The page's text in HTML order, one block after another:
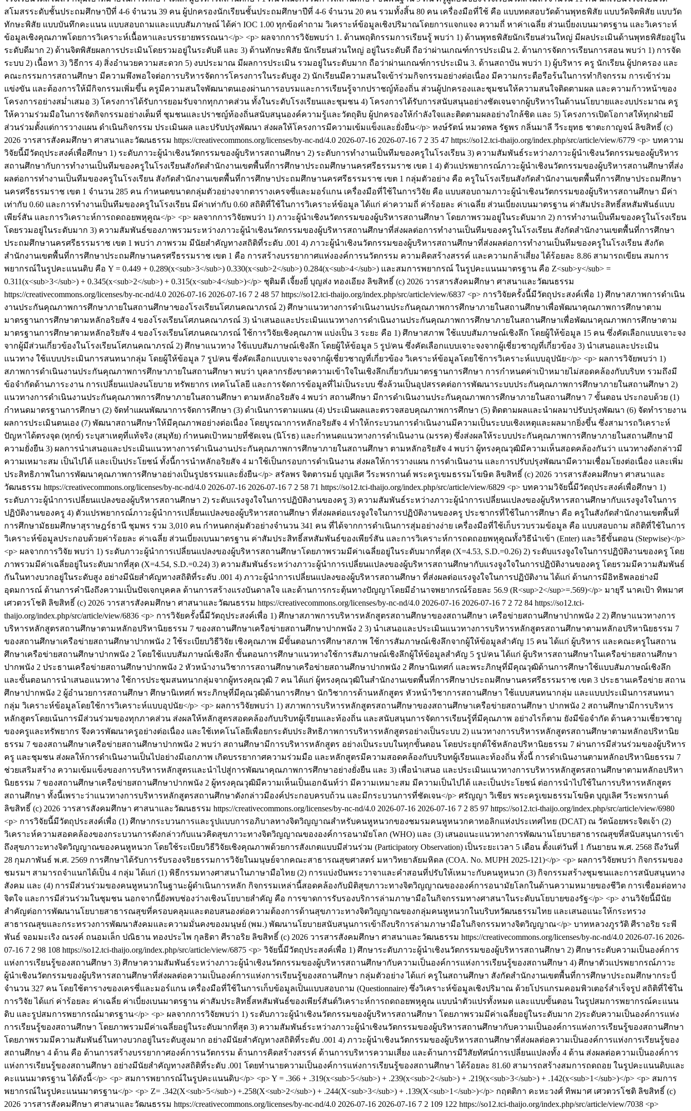
สโมสรระดับชั้นประถมศึกษาปีที่ 4-6 จำนวน 39 คน ผู้ปกครองนักเรียนชั้นประถมศึกษาปีที่ 4-6 จำนวน 20 คน รวมทั้งสิ้น 80 คน เครื่องมือที่ใช้ คือ แบบทดสอบวัดด้านพุทธพิสัย แบบวัดจิตพิสัย แบบวัด
ทักษะพิสัย แบบบันทึกคะแนน แบบสอบถามและแบบสัมภาษณ์ ได้ค่า IOC 1.00 ทุกข้อคำถาม วิเคราะห์ข้อมูลเชิงปริมาณโดยการแจกแจง ความถี่ หาค่าเฉลี่ย ส่วนเบี่ยงเบนมาตรฐาน และวิเคราะห์
ข้อมูลเชิงคุณภาพโดยการวิเคราะห์เนื้อหาและบรรยายพรรณนา</p> <p> ผลจากการวิจัยพบว่า 1. ด้านพฤติกรรมการเรียนรู้ พบว่า 1) ด้านพุทธพิสัยนักเรียนส่วนใหญ่ มีผลประเมินด้านพุทธพิสัยอยู่ใน
ระดับดีมาก 2) ด้านจิตพิสัยผลการประเมินโดยรวมอยู่ในระดับดี และ 3) ด้านทักษะพิสัย นักเรียนส่วนใหญ่ อยู่ในระดับดี ถือว่าผ่านเกณฑ์การประเมิน 2. ด้านการจัดการเรียนการสอน พบว่า 1) การจัด
ระบบ 2) เนื้อหา 3) วิธีการ 4) สิ่งอำนวยความสะดวก 5) งบประมาณ มีผลการประเมิน รวมอยู่ในระดับมาก ถือว่าผ่านเกณฑ์การประเมิน 3. ด้านสถาบัน พบว่า 1) ผู้บริหาร ครู นักเรียน ผู้ปกครอง และ
คณะกรรมการสถานศึกษา มีความพึงพอใจต่อการบริหารจัดการโครงการในระดับสูง 2) นักเรียนมีความสนใจเข้าร่วมกิจกรรมอย่างต่อเนื่อง มีความกระตือรือร้นในการทำกิจกรรม การเข้าร่วม
แข่งขัน และต้องการให้มีกิจกรรมเพิ่มขึ้น ครูมีความสนใจพัฒนาตนเองผ่านการอบรมและการเรียนรู้จากปราชญ์ท้องถิ่น ส่วนผู้ปกครองและชุมชนให้ความสนใจติดตามผล และความก้าวหน้าของ
โครงการอย่างสม่ำเสมอ 3) โครงการได้รับการยอมรับจากทุกภาคส่วน ทั้งในระดับโรงเรียนและชุมชน 4) โครงการได้รับการสนับสนุนอย่างชัดเจนจากผู้บริหารในด้านนโยบายและงบประมาณ ครู
ให้ความร่วมมือในการจัดกิจกรรมอย่างเต็มที่ ชุมชนและปราชญ์ท้องถิ่นสนับสนุนองค์ความรู้และวัตถุดิบ ผู้ปกครองให้กำลังใจและติดตามผลอย่างใกล้ชิด และ 5) โครงการเปิดโอกาสให้ทุกฝ่ายมี
ส่วนร่วมตั้งแต่การวางแผน ดำเนินกิจกรรม ประเมินผล และปรับปรุงพัฒนา ส่งผลให้โครงการมีความเข้มแข็งและยั่งยืน</p> หงษ์รัตน์ หมวดพล รัฐพร กลิ่นมาลี วีระยุทธ ชาตะกาญจน์ ลิขสิทธิ์ (c)
2026 วารสารสังคมศึกษา ศาสนาและวัฒนธรรม https://creativecommons.org/licenses/by-nc-nd/4.0 2026-07-16 2026-07-16 7 2 35 47 https://so12.tci-thaijo.org/index.php/src/article/view/6779 <p> บทความ
วิจัยนี้มีวัตถุประสงค์เพื่อศึกษา 1) ระดับภาวะผู้นำเชิงนวัตกรรมของผู้บริหารสถานศึกษา 2) ระดับการทำงานเป็นทีมของครูในโรงเรียน 3) ความสัมพันธ์ระหว่างภาวะผู้นำเชิงนวัตกรรมของผู้บริหาร
สถานศึกษากับการทำงานเป็นทีมของครูในโรงเรียนสังกัดสำนักงานเขตพื้นที่การศึกษาประถมศึกษานครศรีธรรมราช เขต 1 4) ตัวแปรพยากรณ์ภาวะผู้นำเชิงนวัตกรรมของผู้บริหารสถานศึกษาที่ส่ง
ผลต่อการทำงานเป็นทีมของครูในโรงเรียน สังกัดสำนักงานเขตพื้นที่การศึกษาประถมศึกษานครศรีธรรมราช เขต 1 กลุ่มตัวอย่าง คือ ครูในโรงเรียนสังกัดสำนักงานเขตพื้นที่การศึกษาประถมศึกษา
นครศรีธรรมราช เขต 1 จำนวน 285 คน กำหนดขนาดกลุ่มตัวอย่างจากตารางเครจซี่และมอร์แกน เครื่องมือที่ใช้ในการวิจัย คือ แบบสอบถามภาวะผู้นำเชิงนวัตกรรมของผู้บริหารสถานศึกษา มีค่า
เท่ากับ 0.60 และการทำงานเป็นทีมของครูในโรงเรียน มีค่าเท่ากับ 0.60 สถิติที่ใช้ในการวิเคราะห์ข้อมูล ได้แก่ ค่าความถี่ ค่าร้อยละ ค่าเฉลี่ย ส่วนเบี่ยงเบนมาตรฐาน ค่าสัมประสิทธิ์สหสัมพันธ์แบบ
เพียร์สัน และการวิเคราะห์การถดถอยพหุคูณ</p> <p> ผลจากการวิจัยพบว่า 1) ภาวะผู้นำเชิงนวัตกรรมของผู้บริหารสถานศึกษา โดยภาพรวมอยู่ในระดับมาก 2) การทำงานเป็นทีมของครูในโรงเรียน
โดยรวมอยู่ในระดับมาก 3) ความสัมพันธ์ของภาพรวมระหว่างภาวะผู้นำเชิงนวัตกรรมของผู้บริหารสถานศึกษาที่ส่งผลต่อการทำงานเป็นทีมของครูในโรงเรียน สังกัดสำนักงานเขตพื้นที่การศึกษา
ประถมศึกษานครศรีธรรมราช เขต 1 พบว่า ภาพรวม มีนัยสำคัญทางสถิติที่ระดับ .001 4) ภาวะผู้นำเชิงนวัตกรรมของผู้บริหารสถานศึกษาที่ส่งผลต่อการทำงานเป็นทีมของครูในโรงเรียน สังกัด
สำนักงานเขตพื้นที่การศึกษาประถมศึกษานครศรีธรรมราช เขต 1 คือ การสร้างบรรยากาศแห่งองค์การนวัตกรรม ความคิดสร้างสรรค์ และความกล้าเสี่ยง ได้ร้อยละ 8.86 สามารถเขียน สมการ
พยากรณ์ในรูปคะแนนดิบ คือ Y = 0.449 + 0.289(x<sub>3</sub>) 0.330(x<sub>2</sub>) 0.284(x<sub>4</sub>) และสมการพยากรณ์ ในรูปคะแนนมาตรฐาน คือ Z<sub>y</sub> =
0.311(x<sub>3</sub>) + 0.345(x<sub>2</sub>) + 0.315(x<sub>4</sub>)</p> ชุติมตี เจี้ยงยี่ บุญส่ง ทองเอียง ลิขสิทธิ์ (c) 2026 วารสารสังคมศึกษา ศาสนาและวัฒนธรรม
https://creativecommons.org/licenses/by-nc-nd/4.0 2026-07-16 2026-07-16 7 2 48 57 https://so12.tci-thaijo.org/index.php/src/article/view/6837 <p> การวิจัยครั้งนี้มีวัตถุประสงค์เพื่อ 1) ศึกษาสภาพการดำเนิน
งานประกันคุณภาพการศึกษาภายในสถานศึกษาของโรงเรียนโศภนคณาภรณ์ 2) ศึกษาแนวทางการดำเนินงานประกันคุณภาพการศึกษาภายในสถานศึกษาเพื่อพัฒนาคุณภาพการศึกษาตาม
มาตรฐานการศึกษาตามหลักอริยสัจ 4 ของโรงเรียนโศภนคณาภรณ์ 3) นำเสนอและประเมินแนวทางการดำเนินงานประกันคุณภาพการศึกษาภายในสถานศึกษาเพื่อพัฒนาคุณภาพการศึกษาตาม
มาตรฐานการศึกษาตามหลักอริยสัจ 4 ของโรงเรียนโศภนคณาภรณ์ ใช้การวิจัยเชิงคุณภาพ แบ่งเป็น 3 ระยะ คือ 1) ศึกษาสภาพ ใช้แบบสัมภาษณ์เชิงลึก โดยผู้ให้ข้อมูล 15 คน ซึ่งคัดเลือกแบบเจาะจง
จากผู้มีส่วนเกี่ยวข้องในโรงเรียนโศภนคณาภรณ์ 2) ศึกษาแนวทาง ใช้แบบสัมภาษณ์เชิงลึก โดยผู้ให้ข้อมูล 5 รูป/คน ซึ่งคัดเลือกแบบเจาะจงจากผู้เชี่ยวชาญที่เกี่ยวข้อง 3) นำเสนอและประเมิน
แนวทาง ใช้แบบประเมินการสนทนากลุ่ม โดยผู้ให้ข้อมูล 7 รูป/คน ซึ่งคัดเลือกแบบเจาะจงจากผู้เชี่ยวชาญที่เกี่ยวข้อง วิเคราะห์ข้อมูลโดยใช้การวิเคราะห์แบบอุปนัย</p> <p> ผลการวิจัยพบว่า 1)
สภาพการดำเนินงานประกันคุณภาพการศึกษาภายในสถานศึกษา พบว่า บุคลากรยังขาดความเข้าใจในเชิงลึกเกี่ยวกับมาตรฐานการศึกษา การกำหนดค่าเป้าหมายไม่สอดคล้องกับบริบท รวมถึงมี
ข้อจำกัดด้านภาระงาน การเปลี่ยนแปลงนโยบาย ทรัพยากร เทคโนโลยี และการจัดการข้อมูลที่ไม่เป็นระบบ ซึ่งล้วนเป็นอุปสรรคต่อการพัฒนาระบบประกันคุณภาพการศึกษาภายในสถานศึกษา 2)
แนวทางการดำเนินงานประกันคุณภาพการศึกษาภายในสถานศึกษา ตามหลักอริยสัจ 4 พบว่า สถานศึกษา มีการดำเนินงานประกันคุณภาพการศึกษาภายในสถานศึกษา 7 ขั้นตอน ประกอบด้วย (1)
กำหนดมาตรฐานการศึกษา (2) จัดทำแผนพัฒนาการจัดการศึกษา (3) ดำเนินการตามแผน (4) ประเมินผลและตรวจสอบคุณภาพการศึกษา (5) ติดตามผลและนำผลมาปรับปรุงพัฒนา (6) จัดทำรายงาน
ผลการประเมินตนเอง (7) พัฒนาสถานศึกษาให้มีคุณภาพอย่างต่อเนื่อง โดยบูรณาการหลักอริยสัจ 4 ทำให้กระบวนการดำเนินงานมีความเป็นระบบเชิงเหตุและผลมากยิ่งขึ้น ซึ่งสามารถวิเคราะห์
ปัญหาได้ตรงจุด (ทุกข์) ระบุสาเหตุที่แท้จริง (สมุทัย) กำหนดเป้าหมายที่ชัดเจน (นิโรธ) และกำหนดแนวทางการดำเนินงาน (มรรค) ซึ่งส่งผลให้ระบบประกันคุณภาพการศึกษาภายในสถานศึกษามี
ความยั่งยืน 3) ผลการนำเสนอและประเมินแนวทางการดำเนินงานประกันคุณภาพการศึกษาภายในสถานศึกษา ตามหลักอริยสัจ 4 พบว่า ผู้ทรงคุณวุฒิมีความเห็นสอดคล้องกันว่า แนวทางดังกล่าวมี
ความเหมาะสม เป็นไปได้ และเป็นประโยชน์ ทั้งนี้การนำหลักอริยสัจ 4 มาใช้เป็นกรอบการดำเนินงาน ส่งผลให้การวางแผน การดำเนินงาน และการปรับปรุงพัฒนามีความเชื่อมโยงต่อเนื่อง และเพิ่ม
ประสิทธิภาพในการพัฒนาคุณภาพการศึกษาอย่างเป็นรูปธรรมและยั่งยืน</p> สรัลพร จิตตารมย์ บุญเลิศ วีระพรกานต์ พระครูเขมธรรมโฆษิต ลิขสิทธิ์ (c) 2026 วารสารสังคมศึกษา ศาสนาและ
วัฒนธรรม https://creativecommons.org/licenses/by-nc-nd/4.0 2026-07-16 2026-07-16 7 2 58 71 https://so12.tci-thaijo.org/index.php/src/article/view/6829 <p> บทความวิจัยนี้มีวัตถุประสงค์เพื่อศึกษา 1)
ระดับภาวะผู้นำการเปลี่ยนแปลงของผู้บริหารสถานศึกษา 2) ระดับแรงจูงใจในการปฏิบัติงานของครู 3) ความสัมพันธ์ระหว่างภาวะผู้นำการเปลี่ยนแปลงของผู้บริหารสถานศึกษากับแรงจูงใจในการ
ปฏิบัติงานของครู 4) ตัวแปรพยากรณ์ภาวะผู้นำการเปลี่ยนแปลงของผู้บริหารสถานศึกษา ที่ส่งผลต่อแรงจูงใจในการปฏิบัติงานของครู ประชากรที่ใช้ในการศึกษา คือ ครูในสังกัดสำนักงานเขตพื้นที่
การศึกษามัธยมศึกษาสุราษฎร์ธานี ชุมพร รวม 3,010 คน กำหนดกลุ่มตัวอย่างจำนวน 341 คน ที่ได้จากการดำเนินการสุ่มอย่างง่าย เครื่องมือที่ใช้เก็บรวบรวมข้อมูล คือ แบบสอบถาม สถิติที่ใช้ในการ
วิเคราะห์ข้อมูลประกอบด้วยค่าร้อยละ ค่าเฉลี่ย ส่วนเบี่ยงเบนมาตรฐาน ค่าสัมประสิทธิ์สหสัมพันธ์ของเพียร์สัน และการวิเคราะห์การถดถอยพหุคูณทั้งวิธีนำเข้า (Enter) และวิธีขั้นตอน (Stepwise)</p>
<p> ผลจากการวิจัย พบว่า 1) ระดับภาวะผู้นำการเปลี่ยนแปลงของผู้บริหารสถานศึกษาโดยภาพรวมมีค่าเฉลี่ยอยู่ในระดับมากที่สุด (X=4.53, S.D.=0.26) 2) ระดับแรงจูงใจในการปฏิบัติงานของครู โดย
ภาพรวมมีค่าเฉลี่ยอยู่ในระดับมากที่สุด (X=4.54, S.D.=0.24) 3) ความสัมพันธ์ระหว่างภาวะผู้นำการเปลี่ยนแปลงของผู้บริหารสถานศึกษากับแรงจูงใจในการปฏิบัติงานของครู โดยรวมมีความสัมพันธ์
กันในทางบวกอยู่ในระดับสูง อย่างมีนัยสำคัญทางสถิติที่ระดับ .001 4) ภาวะผู้นำการเปลี่ยนแปลงของผู้บริหารสถานศึกษา ที่ส่งผลต่อแรงจูงใจในการปฏิบัติงาน ได้แก่ ด้านการมีอิทธิพลอย่างมี
อุดมการณ์ ด้านการคำนึงถึงความเป็นปัจเจกบุคคล ด้านการสร้างแรงบันดาลใจ และด้านการกระตุ้นทางปัญญาโดยมีอำนาจพยากรณ์ร้อยละ 56.9 (R<sup>2</sup>=.569)</p> มายุรี นาคเป้า ทิพมาศ
เศวตวรโชติ ลิขสิทธิ์ (c) 2026 วารสารสังคมศึกษา ศาสนาและวัฒนธรรม https://creativecommons.org/licenses/by-nc-nd/4.0 2026-07-16 2026-07-16 7 2 72 84 https://so12.tci-
thaijo.org/index.php/src/article/view/6836 <p> การวิจัยครั้งนี้มีวัตถุประสงค์เพื่อ 1) ศึกษาสภาพการบริหารหลักสูตรสถานศึกษาของสถานศึกษา เครือข่ายสถานศึกษาปากพนัง 2 2) ศึกษาแนวทางการ
บริหารหลักสูตรสถานศึกษาตามหลักอปริหานิยธรรม 7 ของสถานศึกษาเครือข่ายสถานศึกษาปากพนัง 2 3) นำเสนอและประเมินแนวทางการบริหารหลักสูตรสถานศึกษาตามหลักอปริหานิยธรรม 7
ของสถานศึกษาเครือข่ายสถานศึกษาปากพนัง 2 ใช้ระเบียบวิธีวิจัย เชิงคุณภาพ มีขั้นตอนการศึกษาสภาพ ใช้การสัมภาษณ์เชิงลึกจากผู้ให้ข้อมูลสำคัญ 15 คน ได้แก่ ผู้บริหาร และคณะครูในสถาน
ศึกษาเครือข่ายสถานศึกษาปากพนัง 2 โดยใช้แบบสัมภาษณ์เชิงลึก ขั้นตอนการศึกษาแนวทางใช้การสัมภาษณ์เชิงลึกผู้ให้ข้อมูลสำคัญ 5 รูป/คน ได้แก่ ผู้บริหารสถานศึกษาในเครือข่ายสถานศึกษา
ปากพนัง 2 ประธานเครือข่ายสถานศึกษาปากพนัง 2 หัวหน้างานวิชาการสถานศึกษาเครือข่ายสถานศึกษาปากพนัง 2 ศึกษานิเทศก์ และพระภิกษุที่มีคุณวุฒิด้านการศึกษาใช้แบบสัมภาษณ์เชิงลึก
และขั้นตอนการนำเสนอแนวทาง ใช้การประชุมสนทนากลุ่มจากผู้ทรงคุณวุฒิ 7 คน ได้แก่ ผู้ทรงคุณวุฒิในสำนักงานเขตพื้นที่การศึกษาประถมศึกษานครศรีธรรมราช เขต 3 ประธานเครือข่าย สถาน
ศึกษาปากพนัง 2 ผู้อำนวยการสถานศึกษา ศึกษานิเทศก์ พระภิกษุที่มีคุณวุฒิด้านการศึกษา นักวิชาการด้านหลักสูตร หัวหน้าวิชาการสถานศึกษา ใช้แบบสนทนากลุ่ม และแบบประเมินการสนทนา
กลุ่ม วิเคราะห์ข้อมูลโดยใช้การวิเคราะห์แบบอุปนัย</p> <p> ผลการวิจัยพบว่า 1) สภาพการบริหารหลักสูตรสถานศึกษาของสถานศึกษาเครือข่ายสถานศึกษา ปากพนัง 2 สถานศึกษามีการบริหาร
หลักสูตรโดยเน้นการมีส่วนร่วมของทุกภาคส่วน ส่งผลให้หลักสูตรสอดคล้องกับบริบทผู้เรียนและท้องถิ่น และสนับสนุนการจัดการเรียนรู้ที่มีคุณภาพ อย่างไรก็ตาม ยังมีข้อจำกัด ด้านความเชี่ยวชาญ
ของครูและทรัพยากร จึงควรพัฒนาครูอย่างต่อเนื่อง และใช้เทคโนโลยีเพื่อยกระดับประสิทธิภาพการบริหารหลักสูตรอย่างเป็นระบบ 2) แนวทางการบริหารหลักสูตรสถานศึกษาตามหลักอปริหานิย
ธรรม 7 ของสถานศึกษาเครือข่ายสถานศึกษาปากพนัง 2 พบว่า สถานศึกษามีการบริหารหลักสูตร อย่างเป็นระบบในทุกขั้นตอน โดยประยุกต์ใช้หลักอปริหานิยธรรม 7 ผ่านการมีส่วนร่วมของผู้บริหาร
ครู และชุมชน ส่งผลให้การดำเนินงานเป็นไปอย่างมีเอกภาพ เกิดบรรยากาศความร่วมมือ และหลักสูตรมีความสอดคล้องกับบริบทผู้เรียนและท้องถิ่น ทั้งนี้ การดำเนินงานตามหลักอปริหานิยธรรม 7
ช่วยเสริมสร้าง ความเข้มแข็งของการบริหารหลักสูตรและนำไปสู่การพัฒนาคุณภาพการศึกษาอย่างยั่งยืน และ 3) เพื่อนำเสนอ และประเมินแนวทางการบริหารหลักสูตรสถานศึกษาตามหลักอปริหา
นิยธรรม 7 ของสถานศึกษาเครือข่ายสถานศึกษาปากพนัง 2 ผู้ทรงคุณวุฒิมีความเห็นเป็นเอกฉันท์ว่า มีความเหมาะสม มีความเป็นไปได้ และเป็นประโยชน์ ต่อการนำไปใช้ในการบริหารหลักสูตร
สถานศึกษา ทั้งนี้เพราะว่าแนวทางการบริหารหลักสูตรสถานศึกษาดังกล่าวมีองค์ประกอบครบถ้วน และมีกระบวนการที่ชัดเจน</p> ศรัญญา วิเชียร พระครูเขมธรรมโฆษิต บุญเลิศ วีระพรกานต์
ลิขสิทธิ์ (c) 2026 วารสารสังคมศึกษา ศาสนาและวัฒนธรรม https://creativecommons.org/licenses/by-nc-nd/4.0 2026-07-16 2026-07-16 7 2 85 97 https://so12.tci-thaijo.org/index.php/src/article/view/6980
<p> การวิจัยนี้มีวัตถุประสงค์เพื่อ (1) ศึกษากระบวนการและรูปแบบการอภิบาลทางจิตวิญญาณสำหรับคนหูหนวกของชมรมคนหูหนวกคาทอลิกแห่งประเทศไทย (DCAT) ณ วัดน้อยพระจิตเจ้า (2)
วิเคราะห์ความสอดคล้องของกระบวนการดังกล่าวกับแนวคิดสุขภาวะทางจิตวิญญาณขององค์การอนามัยโลก (WHO) และ (3) เสนอแนะแนวทางการพัฒนานโยบายสาธารณสุขที่สนับสนุนการเข้า
ถึงสุขภาวะทางจิตวิญญาณของคนหูหนวก โดยใช้ระเบียบวิธีวิจัยเชิงคุณภาพด้วยการสังเกตแบบมีส่วนร่วม (Participatory Observation) เป็นระยะเวลา 5 เดือน ตั้งแต่วันที่ 1 กันยายน พ.ศ. 2568 ถึงวันที่
28 กุมภาพันธ์ พ.ศ. 2569 การศึกษาได้รับการรับรองจริยธรรมการวิจัยในมนุษย์จากคณะสาธารณสุขศาสตร์ มหาวิทยาลัยมหิดล (COA. No. MUPH 2025-121)</p> <p> ผลการวิจัยพบว่า กิจกรรมของ
ชมรมฯ สามารถจำแนกได้เป็น 4 กลุ่ม ได้แก่ (1) พิธีกรรมทางศาสนาในภาษามือไทย (2) การแบ่งปันพระวาจาและคำสอนที่ปรับให้เหมาะกับคนหูหนวก (3) กิจกรรมสร้างชุมชนและการสนับสนุนทาง
สังคม และ (4) การมีส่วนร่วมของคนหูหนวกในฐานะผู้ดำเนินการหลัก กิจกรรมเหล่านี้สอดคล้องกับมิติสุขภาวะทางจิตวิญญาณขององค์การอนามัยโลกในด้านความหมายของชีวิต การเชื่อมต่อทาง
จิตใจ และการมีส่วนร่วมในชุมชน นอกจากนี้ยังพบช่องว่างเชิงนโยบายสำคัญ คือ การขาดการรับรองบริการล่ามภาษามือในกิจกรรมทางศาสนาในระดับนโยบายของรัฐ</p> <p> งานวิจัยนี้มีนัย
สำคัญต่อการพัฒนานโยบายสาธารณสุขที่ครอบคลุมและตอบสนองต่อความต้องการด้านสุขภาวะทางจิตวิญญาณของกลุ่มคนหูหนวกในบริบทวัฒนธรรมไทย และเสนอแนะให้กระทรวง
สาธารณสุขและกระทรวงการพัฒนาสังคมและความมั่นคงของมนุษย์ (พม.) พัฒนานโยบายสนับสนุนการเข้าถึงบริการล่ามภาษามือในกิจกรรมทางจิตวิญญาณ</p> บาทหลวงภูรวัติ ศีราอริย ระพี
พันธ์ จอมมะเริง ณรงค์ ถนอมเล็ก ปณิธาน ทองประไพ กุลธิดา ศีราอริย ลิขสิทธิ์ (c) 2026 วารสารสังคมศึกษา ศาสนาและวัฒนธรรม https://creativecommons.org/licenses/by-nc-nd/4.0 2026-07-16 2026-
07-16 7 2 98 108 https://so12.tci-thaijo.org/index.php/src/article/view/6875 <p> วิจัยนี้มีวัตถุประสงค์เพื่อ 1) ศึกษาระดับภาวะผู้นำเชิงนวัตกรรมของผู้บริหารสถานศึกษา 2) ศึกษาระดับความเป็นองค์การ
แห่งการเรียนรู้ของสถานศึกษา 3) ศึกษาความสัมพันธ์ระหว่างภาวะผู้นำเชิงนวัตกรรมของผู้บริหารสถานศึกษากับความเป็นองค์การแห่งการเรียนรู้ของสถานศึกษา 4) ศึกษาตัวแปรพยากรณ์ภาวะ
ผู้นำเชิงนวัตกรรมของผู้บริหารสถานศึกษาที่ส่งผลต่อความเป็นองค์การแห่งการเรียนรู้ของสถานศึกษา กลุ่มตัวอย่าง ได้แก่ ครูในสถานศึกษา สังกัดสำนักงานเขตพื้นที่การศึกษาประถมศึกษากระบี่
จำนวน 327 คน โดยใช้ตารางของเครซี่และมอร์แกน เครื่องมือที่ใช้ในการเก็บข้อมูลเป็นแบบสอบถาม (Questionnaire) ซึ่งวิเคราะห์ข้อมูลเชิงปริมาณ ด้วยโปรแกรมคอมพิวเตอร์สำเร็จรูป สถิติที่ใช้ใน
การวิจัย ได้แก่ ค่าร้อยละ ค่าเฉลี่ย ค่าเบี่ยงเบนมาตรฐาน ค่าสัมประสิทธิ์สหสัมพันธ์ของเพียร์สันต์วิเคราะห์การถดถอยพหุคูณ แบบนำตัวแปรทั้งหมด และแบบขั้นตอน ในรูปสมการพยากรณ์คะแนน
ดิบ และรูปสมการพยากรณ์มาตรฐาน</p> <p> ผลจากการวิจัยพบว่า 1) ระดับภาวะผู้นำเชิงนวัตกรรมของผู้บริหารสถานศึกษา โดยภาพรวมมีค่าเฉลี่ยอยู่ในระดับมาก 2)ระดับความเป็นองค์การแห่ง
การเรียนรู้ของสถานศึกษา โดยภาพรวมมีค่าเฉลี่ยอยู่ในระดับมากที่สุด 3) ความสัมพันธ์ระหว่างภาวะผู้นำเชิงนวัตกรรมของผู้บริหารสถานศึกษากับความเป็นองค์การแห่งการเรียนรู้ของสถานศึกษา
โดยภาพรวมมีความสัมพันธ์ในทางบวกอยู่ในระดับสูงมาก อย่างมีนัยสำคัญทางสถิติที่ระดับ .001 4) ภาวะผู้นำเชิงนวัตกรรมของผู้บริหารสถานศึกษาที่ส่งผลต่อความเป็นองค์การแห่งการเรียนรู้ของ
สถานศึกษา 4 ด้าน คือ ด้านการสร้างบรรยากาศองค์การนวัตกรรม ด้านการคิดสร้างสรรค์ ด้านการบริหารความเสี่ยง และด้านการมีวิสัยทัศน์การเปลี่ยนแปลงทั้ง 4 ด้าน ส่งผลต่อความเป็นองค์การ
แห่งการเรียนรู้ของสถานศึกษา อย่างมีนัยสำคัญทางสถิติที่ระดับ .001 โดยทำนายความเป็นองค์การแห่งการเรียนรู้ของสถานศึกษา ได้ร้อยละ 81.60 สามารถสร้างสมการถดถอย ในรูปคะแนนดิบและ
คะแนนมาตรฐาน ได้ดังนี้</p> <p> สมการพยากรณ์ในรูปคะแนนดิบ</p> <p> Y = .366 + .319(x<sub>5</sub>) + .239(x<sub>2</sub>) + .219(x<sub>3</sub>) + .142(x<sub>1</sub>)</p> <p> สมการ
พยากรณ์ในรูปคะแนนมาตรฐาน</p> <p> Z= .342(X<sub>5</sub>) +.258(X<sub>2</sub>) + .244(X<sub>3</sub>) + .139(X<sub>1</sub>)</p> กฤตติกา คะหะวงศ์ ทิพมาศ เศวตวรโชติ ลิขสิทธิ์ (c)
2026 วารสารสังคมศึกษา ศาสนาและวัฒนธรรม https://creativecommons.org/licenses/by-nc-nd/4.0 2026-07-16 2026-07-16 7 2 109 122 https://so12.tci-thaijo.org/index.php/src/article/view/7038 <p>